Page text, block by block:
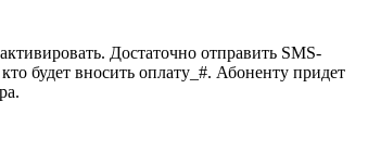
Достаточно отправить SMS-
будет вносить оплату_#. Абоненту придет